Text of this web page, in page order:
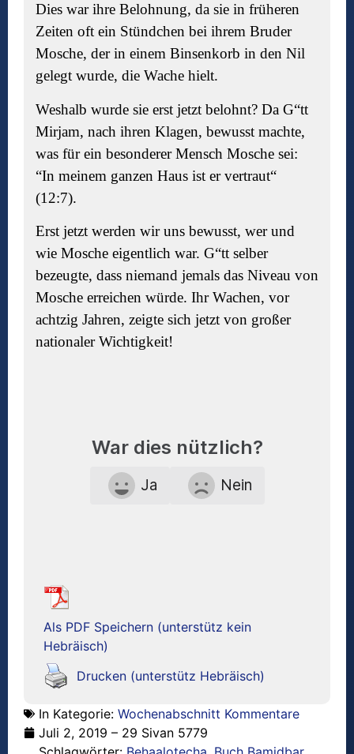
Dies war ihre Belohnung, da sie in früheren
Zeiten oft ein Stündchen bei ihrem Bruder
Mosche, der in einem Binsenkorb in den Nil
gelegt wurde, die Wache hielt.
Weshalb wurde sie erst jetzt belohnt? Da G“tt
Mirjam, nach ihren Klagen, bewusst machte,
was für ein besonderer Mensch Mosche sei:
“In meinem ganzen Haus ist er vertraut“
(12:7).
Erst jetzt werden wir uns bewusst, wer und
wie Mosche eigentlich war. G“tt selber
bezeugte, dass niemand jemals das Niveau von
Mosche erreichen würde. Ihr Wachen, vor
achtzig Jahren, zeigte sich jetzt von großer
nationaler Wichtigkeit!
War dies nützlich?
Ja Nein
Als PDF Speichern (unterstütz kein
Hebräisch)
Drucken (unterstütz Hebräisch)
In Kategorie: Wochenabschnitt Kommentare
Juli 2, 2019 – 29 Sivan 5779